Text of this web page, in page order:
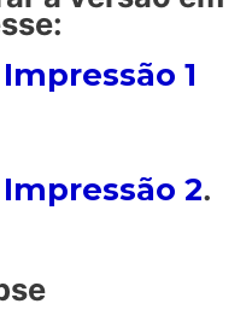
1
2.